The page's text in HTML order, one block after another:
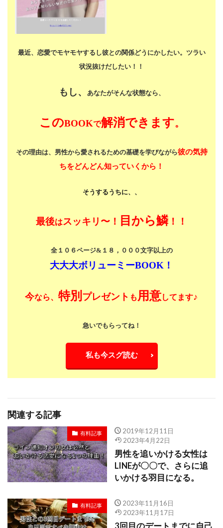
最近、恋愛でモヤモヤするし彼との関係どうにかしたい。 ツラい
状況抜けだしたい！！
もし、 あなたがそんな状態なら、
このBOOKで解消できます。
その理由は、男性から愛されるための基礎を学びながら彼の気持
ちをどんどん知っていくから！
そうするうちに、、
最後はスッキリ〜！ 目から鱗！！
全１０６ページ&１８，０００文字以上の
大大大ボリューミーBOOK！
今なら、 特別 プレゼント も 用意してます♪
急いでもらってね！
私も今スグ読む
関連する記事
有料記事
2019年12月11日
2023年4月22日
男性を追いかける女性は
LINEが〇〇で、さらに追
いかける羽目になる。
有料記事
2023年11月16日
2023年11月17日
3回目のデートまでに自己